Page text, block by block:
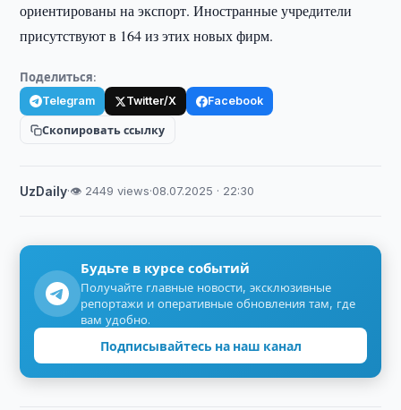
ориентированы на экспорт. Иностранные учредители
присутствуют в 164 из этих новых фирм.
Поделиться:
Telegram Twitter/X Facebook
Скопировать ссылку
UzDaily·👁 2449 views·08.07.2025 · 22:30
Будьте в курсе событий
Получайте главные новости, эксклюзивные
репортажи и оперативные обновления там, где
вам удобно.
Подписывайтесь на наш канал